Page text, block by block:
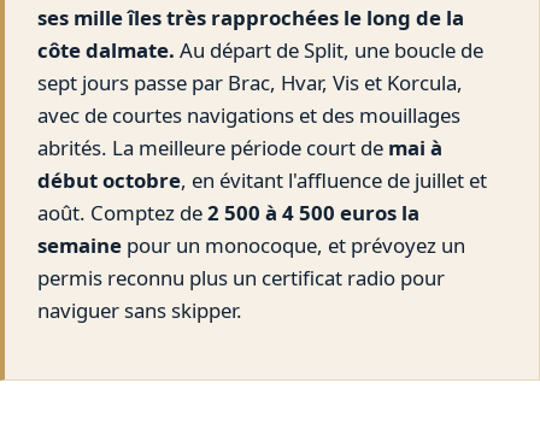
ses mille îles très rapprochées le long de la
côte dalmate. Au départ de Split, une boucle de
sept jours passe par Brac, Hvar, Vis et Korcula,
avec de courtes navigations et des mouillages
abrités. La meilleure période court de mai à
début octobre, en évitant l'affluence de juillet et
août. Comptez de2 500 à 4 500 euros la
semaine pour un monocoque, et prévoyez un
permis reconnu plus un certificat radio pour
naviguer sans skipper.